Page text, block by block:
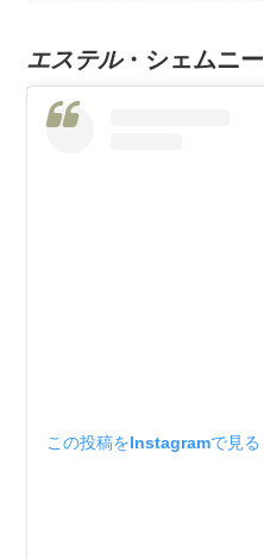
エステル・シェムニー
この投稿をInstagramで見る